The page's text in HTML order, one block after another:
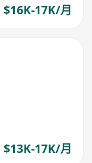
$16K-17K/月
$13K-17K/月